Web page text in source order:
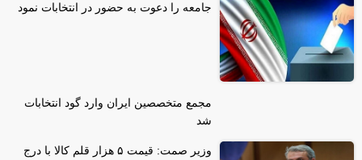
جامعه را دعوت به حضور در انتخابات نمود
مجمع متخصصین ایران وارد گود انتخابات
شد
وزیر صمت: قیمت ۵ هزار قلم کالا با درج